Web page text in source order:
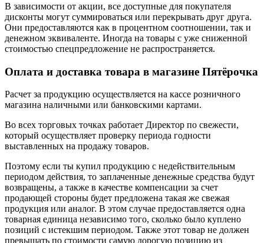
В зависимости от акции, все доступные для покупателя
дисконты могут суммироваться или перекрывать друг друга.
Они предоставляются как в процентном соотношении, так и
денежном эквиваленте. Иногда на товары с уже сниженной
стоимостью спецпредложение не распространяется.
Оплата и доставка товара в магазине Пятёрочка
Расчет за продукцию осуществляется на кассе розничного
магазина наличными или банковскими картами.
Во всех торговых точках работает Директор по свежести,
который осуществляет проверку периода годности
выставленных на продажу товаров.
Поэтому если ты купил продукцию с недействительным
периодом действия, то заплаченные денежные средства будут
возвращены, а также в качестве компенсации за счет
продающей стороны будет предложена такая же свежая
продукция или аналог. В этом случае предоставляется одна
товарная единица независимо того, сколько было куплено
позиций с истекшим периодом. Также этот товар не должен
превышать по стоимости самую дорогую позицию из